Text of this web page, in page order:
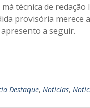
técnica de redação
provisória merece
a seguir.
Destaque, Notícias,